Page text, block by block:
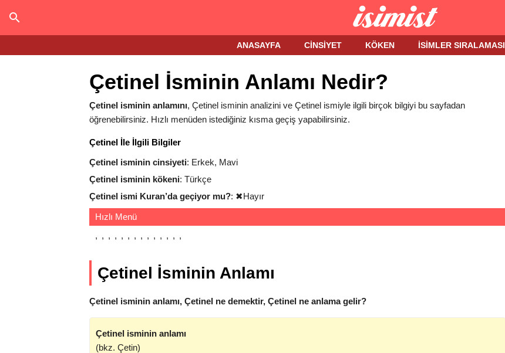
ANASAYFA CINSIYET KÖKEN İSIMLER SIRALAMASI
Çetinel İsminin Anlamı Nedir?
Çetinel isminin anlamını, Çetinel isminin analizini ve Çetinel ismiyle ilgili birçok bilgiyi bu sayfadan
öğrenebilirsiniz. Hızlı menüden istediğiniz kısma geçiş yapabilirsiniz.
Çetinel İle İlgili Bilgiler
Çetinel isminin cinsiyeti: Erkek, Mavi
Çetinel isminin kökeni: Türkçe
Çetinel ismi Kuran’da geçiyor mu?: ✖Hayır
Hızlı Menü
Çetinel İsminin Anlamı
Çetinel isminin anlamı, Çetinel ne demektir, Çetinel ne anlama gelir?
Çetinel isminin anlamı
(bkz. Çetin)